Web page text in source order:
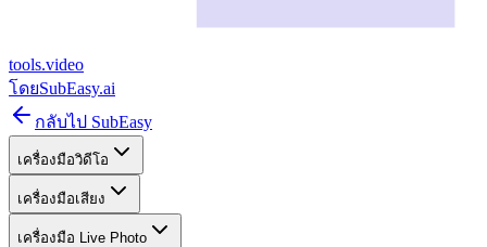
tools.video
โดยSubEasy.ai
กลับไป SubEasy
เครื่องมือวิดีโอ
เครื่องมือเสียง
เครื่องมือ Live Photo